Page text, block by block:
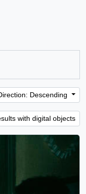
Descending
with digital objects